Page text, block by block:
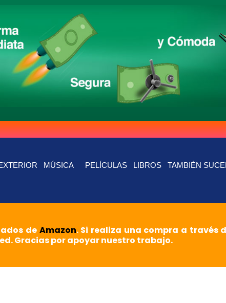
MÚSICA PELÍCULAS LIBROS TAMBIÉN
de Amazon. Si realiza una compra a través
Gracias por apoyar nuestro trabajo.